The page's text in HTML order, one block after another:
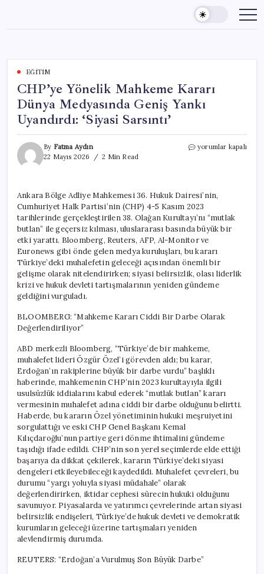
content
EĞITIM
CHP’ye Yönelik Mahkeme Kararı
Dünya Medyasında Geniş Yankı
Uyandırdı: ‘Siyasi Sarsıntı’
By Fatma Aydın
22 Mayıs 2026
2 Min Read
CHP’ye
Medyasında
Geniş
Yankı
Uyandırdı:
‘Siyasi
için
yorumlar kapalı
Ankara Bölge Adliye Mahkemesi 36. Hukuk Dairesi’nin,
Cumhuriyet Halk Partisi’nin (CHP) 4-5 Kasım 2023
tarihlerinde gerçekleştirilen 38. Olağan Kurultayı’nı “mutlak
butlan” ile geçersiz kılması, uluslararası basında büyük bir
etki yarattı. Bloomberg, Reuters, AFP, Al-Monitor ve
Euronews gibi önde gelen medya kuruluşları, bu kararı
Türkiye’deki muhalefetin geleceği açısından önemli bir
gelişme olarak nitelendirirken; siyasi belirsizlik, olası liderlik
krizi ve hukuk devleti tartışmalarının yeniden gündeme
geldiğini vurguladı.
BLOOMBERG: “Mahkeme Kararı Ciddi Bir Darbe Olarak
Değerlendiriliyor”
ABD merkezli Bloomberg, “Türkiye’de bir mahkeme,
muhalefet lideri Özgür Özel’i görevden aldı; bu karar,
Erdoğan’ın rakiplerine büyük bir darbe vurdu” başlıklı
haberinde, mahkemenin CHP’nin 2023 kurultayıyla ilgili
usulsüzlük iddialarını kabul ederek “mutlak butlan” kararı
vermesinin muhalefet adına ciddi bir darbe olduğunu belirtti.
Haberde, bu kararın Özel yönetiminin hukuki meşruiyetini
sorgulattığı ve eski CHP Genel Başkanı Kemal
Kılıçdaroğlu’nun partiye geri dönme ihtimalini gündeme
taşıdığı ifade edildi. CHP’nin son yerel seçimlerde elde ettiği
başarıya da dikkat çekilerek, kararın Türkiye’deki siyasi
dengeleri etkileyebileceği kaydedildi. Muhalefet çevreleri, bu
durumu “yargı yoluyla siyasi müdahale” olarak
değerlendirirken, iktidar cephesi sürecin hukuki olduğunu
savunuyor. Piyasalarda ve yatırımcı çevrelerinde artan siyasi
belirsizlik endişeleri, Türkiye’de hukuk devleti ve demokratik
kurumların geleceği üzerine tartışmaları yeniden
alevlendirmiş durumda.
REUTERS: “Erdoğan’a Vurulmuş Son Büyük Darbe”